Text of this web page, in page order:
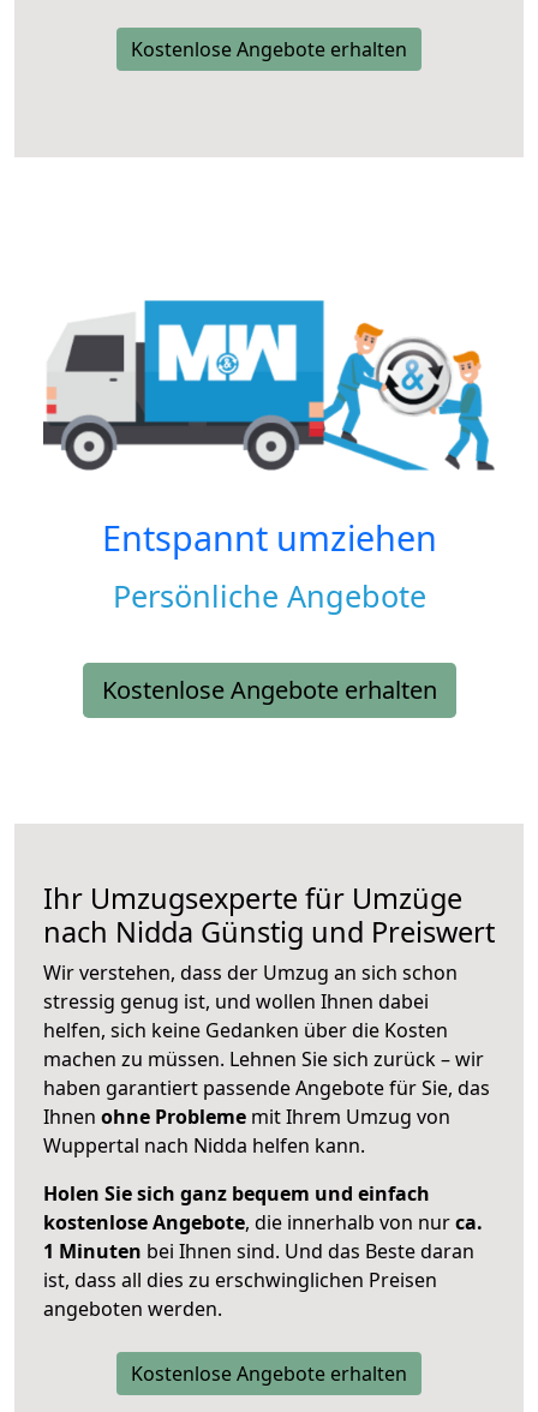
Kostenlose Angebote erhalten
Entspannt umziehen
Persönliche Angebote
Kostenlose Angebote erhalten
Ihr Umzugsexperte für Umzüge
nach Nidda Günstig und Preiswert
Wir verstehen, dass der Umzug an sich schon
stressig genug ist, und wollen Ihnen dabei
helfen, sich keine Gedanken über die Kosten
machen zu müssen. Lehnen Sie sich zurück – wir
haben garantiert passende Angebote für Sie, das
Ihnen ohne Probleme mit Ihrem Umzug von
Wuppertal nach Nidda helfen kann.
Holen Sie sich ganz bequem und einfach
kostenlose Angebote, die innerhalb von nurca.
1 Minuten bei Ihnen sind. Und das Beste daran
ist, dass all dies zu erschwinglichen Preisen
angeboten werden.
Kostenlose Angebote erhalten